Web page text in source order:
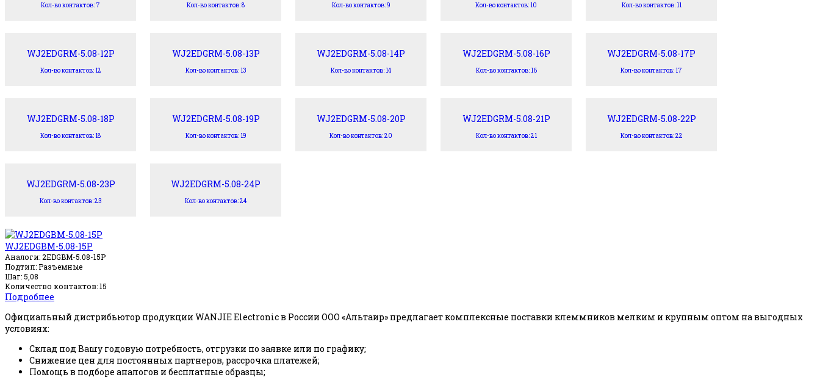
Кол-во контактов: 7 Кол-во контактов: 8 Кол-во контактов: 9 Кол-во контактов: 10 Кол-во контактов: 11
WJ2EDGRM-5.08-12P
Кол-во контактов: 12
WJ2EDGRM-5.08-13P
Кол-во контактов: 13
WJ2EDGRM-5.08-14P
Кол-во контактов: 14
WJ2EDGRM-5.08-16P
Кол-во контактов: 16
WJ2EDGRM-5.08-17P
Кол-во контактов: 17
WJ2EDGRM-5.08-18P
Кол-во контактов: 18
WJ2EDGRM-5.08-19P
Кол-во контактов: 19
WJ2EDGRM-5.08-20P
Кол-во контактов: 20
WJ2EDGRM-5.08-21P
Кол-во контактов: 21
WJ2EDGRM-5.08-22P
Кол-во контактов: 22
WJ2EDGRM-5.08-23P
Кол-во контактов: 23
WJ2EDGRM-5.08-24P
Кол-во контактов: 24
WJ2EDGBM-5.08-15P
Аналоги: 2EDGBM-5.08-15P
Подтип: Разъемные
Шаг: 5,08
Количество контактов: 15
Подробнее
Официальный дистрибьютор продукции WANJIE Electronic в России ООО «Альтаир» предлагает комплексные поставки клеммников мелким и крупным оптом на выгодных
условиях:
Склад под Вашу годовую потребность, отгрузки по заявке или по графику;
Снижение цен для постоянных партнеров, рассрочка платежей;
Помощь в подборе аналогов и бесплатные образцы;